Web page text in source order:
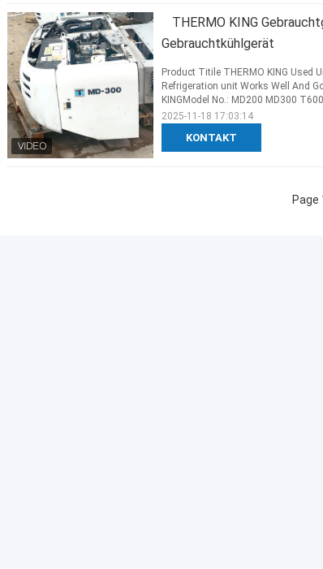
THERMO KING
Gebrauchtkühlgerät
KONTAKT
Product Titile THERMO KING
Refrigeration unit Works Well And
KINGModel No.: MD200 MD300
2025-11-18 17:03:14
Page